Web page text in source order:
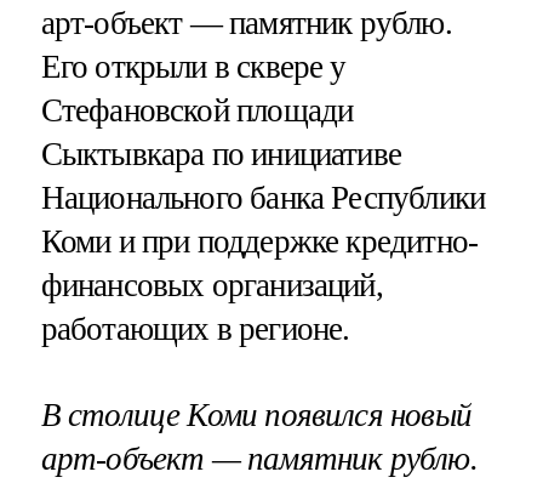
арт-объект — памятник рублю.
Его открыли в сквере у
Стефановской площади
Сыктывкара по инициативе
Национального банка Республики
Коми и при поддержке кредитно-
финансовых организаций,
работающих в регионе.
В столице Коми появился новый
арт-объект — памятник рублю.